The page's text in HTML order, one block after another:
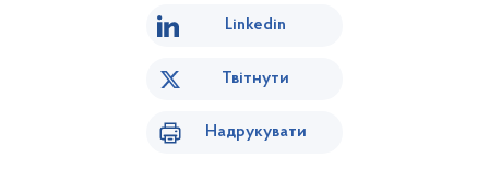
Linkedin
Твітнути
Надрукувати